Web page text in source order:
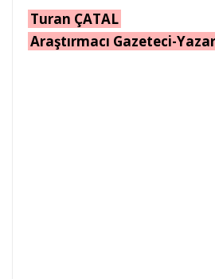
Turan ÇATAL
Araştırmacı Gazeteci-Yazar